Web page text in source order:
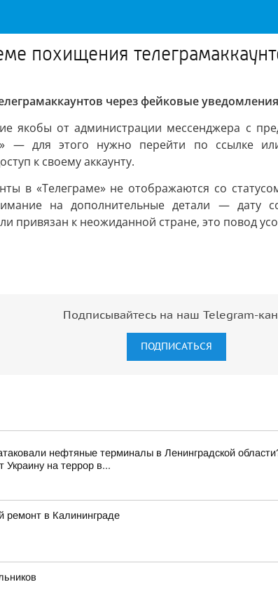
похищения
через фейковые уведомления
якобы от администрации мессенджера с
— для этого нужно перейти по ссылке
к своему аккаунту.
в «Телеграме» не отображаются со
на дополнительные детали — дату
привязан к неожиданной стране, это повод
Подписывайтесь на наш Telegram-
ПОДПИСАТЬСЯ
нефтяные терминалы в Ленинградской
Украину на террор в...
ремонт в Калининграде